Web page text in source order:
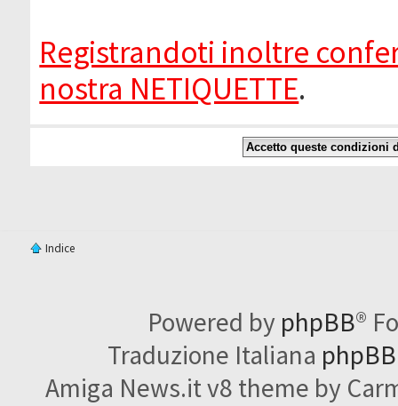
Registrandoti inoltre
nostra NETIQUETTE.
Indice
Powered by phpBB®
Traduzione Italiana
Amiga News.it v8 theme by